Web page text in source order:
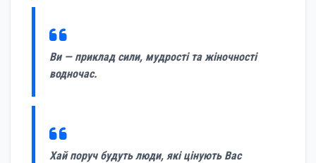
Ви — приклад сили, мудрості та жіночності
водночас.
Хай поруч будуть люди, які цінують Вас